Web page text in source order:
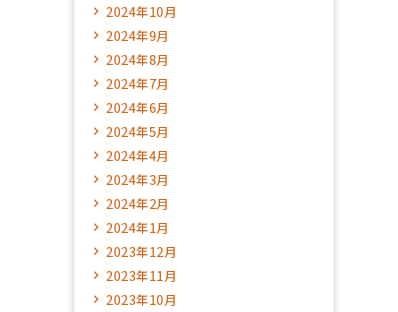
2024年10月
2024年9月
2024年8月
2024年7月
2024年6月
2024年5月
2024年4月
2024年3月
2024年2月
2024年1月
2023年12月
2023年11月
2023年10月